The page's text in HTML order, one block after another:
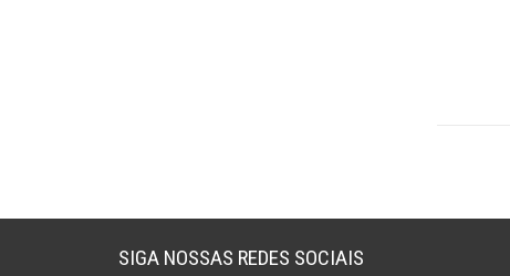
SIGA NOSSAS REDES SOCIAIS